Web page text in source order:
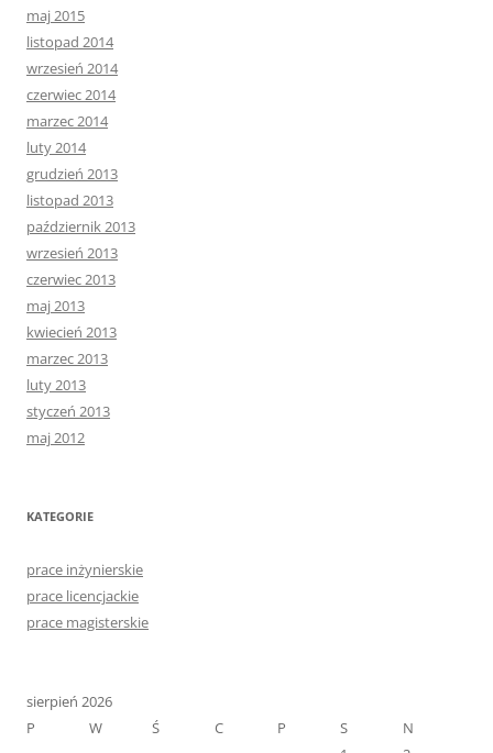
maj 2015
listopad 2014
wrzesień 2014
czerwiec 2014
marzec 2014
luty 2014
grudzień 2013
listopad 2013
październik 2013
wrzesień 2013
czerwiec 2013
maj 2013
kwiecień 2013
marzec 2013
luty 2013
styczeń 2013
maj 2012
KATEGORIE
prace inżynierskie
prace licencjackie
prace magisterskie
sierpień 2026
P
W Ś C P S
N